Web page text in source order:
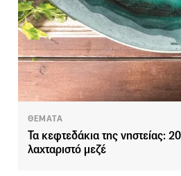
ΘΕΜΑΤΑ
Τα κεφτεδάκια της νηστείας:
λαχταριστό μεζέ